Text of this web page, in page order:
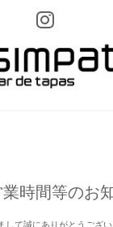
時間等のお
して誠にありがとうござい